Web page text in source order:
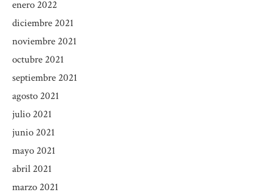
enero 2022
diciembre 2021
noviembre 2021
octubre 2021
septiembre 2021
agosto 2021
julio 2021
junio 2021
mayo 2021
abril 2021
marzo 2021